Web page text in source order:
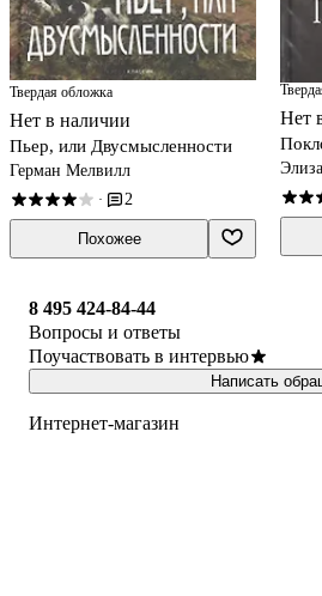
Твердая обложка
Нет в наличии
Пьер, или Двусмысленности
Герман Мелвилл
· 2
Похожее
Нет
8 495 424-84-44
Вопросы и ответы
Поучаствовать в интервью
Написать
Интернет-магазин